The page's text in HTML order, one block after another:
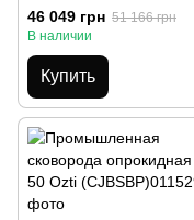
Эко
46 049 грн 51 166 грн
В наличии
Купить